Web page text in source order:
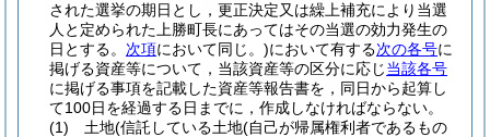
された選挙の期日とし，更正決定又は繰上補充により当選
人と定められた上勝町長にあってはその当選の効力発生の
日とする。 次項において同じ。)において有する次の各号に
掲げる資産等について，当該資産等の区分に応じ当該各号
に掲げる事項を記載した資産等報告書を，同日から起算し
て100日を経過する日までに，作成しなければならない。
(1)
土地(信託している土地(自己が帰属権利者であるもの